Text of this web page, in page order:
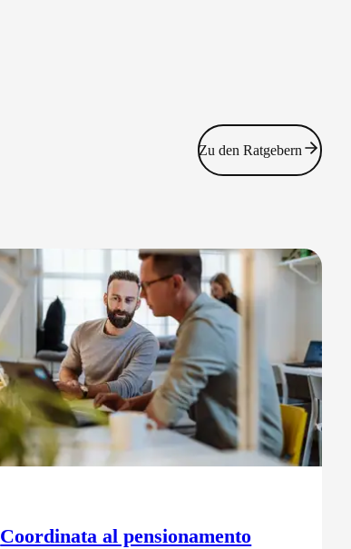
Coordinata al pensionamento
Zu den Ratgebern